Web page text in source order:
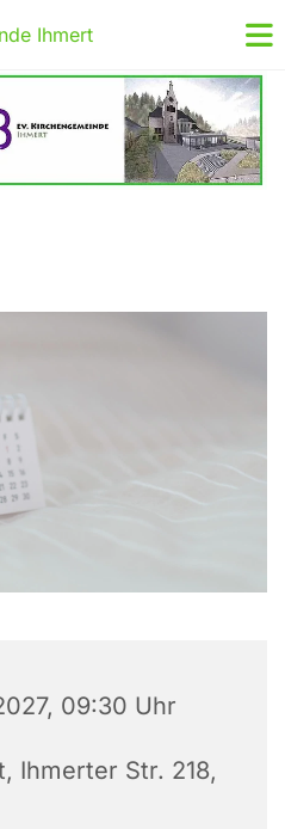
Ihmert
09:30 Uhr
Ihmerter Str. 218,